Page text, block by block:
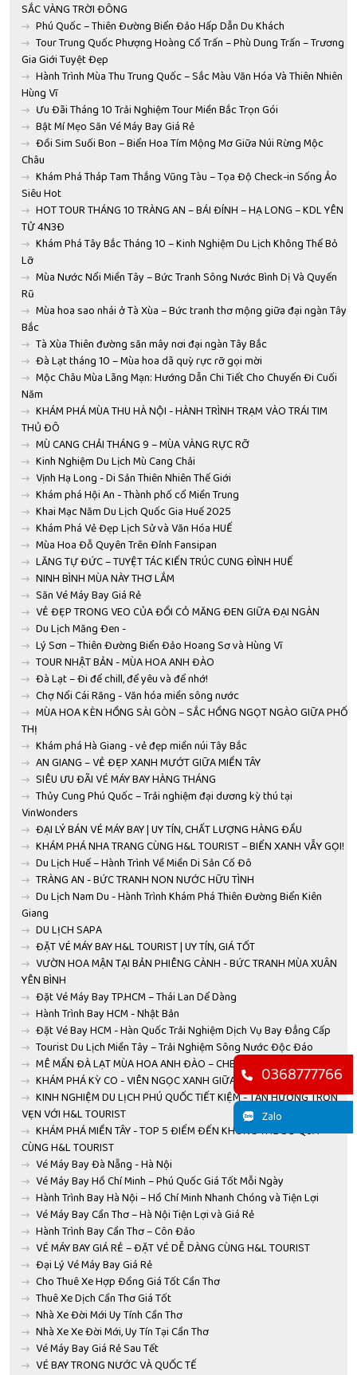
SẮC VÀNG TRỜI ĐÔNG
Phú Quốc – Thiên Đường Biển Đảo Hấp Dẫn Du Khách
Tour Trung Quốc Phượng Hoàng Cổ Trấn – Phù Dung Trấn – Trương
Gia Giới Tuyệt Đẹp
Hành Trình Mùa Thu Trung Quốc – Sắc Màu Văn Hóa Và Thiên Nhiên
Hùng Vĩ
Ưu Đãi Tháng 10 Trải Nghiệm Tour Miền Bắc Trọn Gói
Bật Mí Mẹo Săn Vé Máy Bay Giá Rẻ
Đồi Sim Suối Bon – Biển Hoa Tím Mộng Mơ Giữa Núi Rừng Mộc
Châu
Khám Phá Tháp Tam Thắng Vũng Tàu – Tọa Độ Check-in Sống Ảo
Siêu Hot
HOT TOUR THÁNG 10 TRÀNG AN – BÁI ĐÍNH – HẠ LONG – KDL YÊN
TỬ 4N3Đ
Khám Phá Tây Bắc Tháng 10 – Kinh Nghiệm Du Lịch Không Thể Bỏ
Lỡ
Mùa Nước Nổi Miền Tây – Bức Tranh Sông Nước Bình Dị Và Quyến
Rũ
Mùa hoa sao nhái ở Tà Xùa – Bức tranh thơ mộng giữa đại ngàn Tây
Bắc
Tà Xùa Thiên đường săn mây nơi đại ngàn Tây Bắc
Đà Lạt tháng 10 – Mùa hoa dã quỳ rực rỡ gọi mời
Mộc Châu Mùa Lãng Mạn: Hướng Dẫn Chi Tiết Cho Chuyến Đi Cuối
Năm
KHÁM PHÁ MÙA THU HÀ NỘI - HÀNH TRÌNH TRẠM VÀO TRÁI TIM
THỦ ĐÔ
MÙ CANG CHẢI THÁNG 9 – MÙA VÀNG RỰC RỠ
Kinh Nghiệm Du Lịch Mù Cang Chải
Vịnh Hạ Long - Di Sản Thiên Nhiên Thế Giới
Khám phá Hội An - Thành phố cổ Miền Trung
Khai Mạc Năm Du Lịch Quốc Gia Huế 2025
Khám Phá Vẻ Đẹp Lịch Sử và Văn Hóa HUẾ
Mùa Hoa Đỗ Quyên Trên Đỉnh Fansipan
LĂNG TỰ ĐỨC – TUYỆT TÁC KIẾN TRÚC CUNG ĐÌNH HUẾ
NINH BÌNH MÙA NÀY THƠ LẮM
Săn Vé Máy Bay Giá Rẻ
VẺ ĐẸP TRONG VEO CỦA ĐỒI CỎ MĂNG ĐEN GIỮA ĐẠI NGÀN
Du Lịch Măng Đen -
Lý Sơn – Thiên Đường Biển Đảo Hoang Sơ và Hùng Vĩ
TOUR NHẬT BẢN - MÙA HOA ANH ĐÀO
Đà Lạt – Đi để chill, để yêu và để nhớ!
Chợ Nổi Cái Răng - Văn hóa miền sông nước
MÙA HOA KÈN HỒNG SÀI GÒN – SẮC HỒNG NGỌT NGÀO GIỮA PHỐ
THỊ
Khám phá Hà Giang - vẻ đẹp miền núi Tây Bắc
AN GIANG – VẺ ĐẸP XANH MƯỚT GIỮA MIỀN TÂY
SIÊU ƯU ĐÃI VÉ MÁY BAY HÀNG THÁNG
Thủy Cung Phú Quốc – Trải nghiệm đại dương kỳ thú tại
VinWonders
ĐẠI LÝ BÁN VÉ MÁY BAY | UY TÍN, CHẤT LƯỢNG HÀNG ĐẦU
KHÁM PHÁ NHA TRANG CÙNG H&L TOURIST – BIỂN XANH VẪY GỌI!
Du Lịch Huế – Hành Trình Về Miền Di Sản Cố Đô
TRÀNG AN - BỨC TRANH NON NƯỚC HỮU TÌNH
Du Lịch Nam Du - Hành Trình Khám Phá Thiên Đường Biển Kiên
Giang
DU LỊCH SAPA
ĐẶT VÉ MÁY BAY H&L TOURIST | UY TÍN, GIÁ TỐT
VƯỜN HOA MẬN TẠI BẢN PHIÊNG CÀNH - BỨC TRANH MÙA XUÂN
YÊN BÌNH
Đặt Vé Máy Bay TP.HCM – Thái Lan Dể Dàng
Hành Trình Bay HCM - Nhật Bản
Đặt Vé Bay HCM - Hàn Quốc Trải Nghiệm Dịch Vụ Bay Đẳng Cấp
Tourist Du Lịch Miền Tây – Trải Nghiệm Sông Nước Độc Đáo
MÊ MẨN ĐÀ LẠT MÙA HOA ANH ĐÀO – CHECK-IN NGAY KẺO LỠ!
KHÁM PHÁ KỲ CO - VIÊN NGỌC XANH GIỮA LONG QUY NHƠN
KINH NGHIỆM DU LỊCH PHÚ QUỐC TIẾT KIỆM - TẬN HƯỞNG TRỌN
VẸN VỚI H&L TOURIST
KHÁM PHÁ MIỀN TÂY - TOP 5 ĐIỂM ĐẾN KHÔNG THỂ BỎ QUA
CÙNG H&L TOURIST
Vé Máy Bay Đà Nẵng - Hà Nội
Vé Máy Bay Hồ Chí Minh – Phú Quốc Giá Tốt Mỗi Ngày
Hành Trình Bay Hà Nội – Hồ Chí Minh Nhanh Chóng và Tiện Lợi
Vé Máy Bay Cần Thơ – Hà Nội Tiện Lợi và Giá Rẻ
Hành Trình Bay Cần Thơ – Côn Đảo
VÉ MÁY BAY GIÁ RẺ – ĐẶT VÉ DỄ DÀNG CÙNG H&L TOURIST
Đại Lý Vé Máy Bay Giá Rẻ
Cho Thuê Xe Hợp Đồng Giá Tốt Cần Thơ
Thuê Xe Dịch Cần Thơ Giá Tốt
Nhà Xe Đời Mới Uy Tính Cần Thơ
Nhà Xe Xe Đời Mới, Uy Tín Tại Cần Thơ
Vé Máy Bay Giá Rẻ Sau Tết
VÉ BAY TRONG NƯỚC VÀ QUỐC TẾ
0368777766
Zalo